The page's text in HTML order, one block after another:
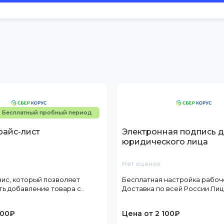
Бесплатный пробный период
лист
который позволяет
добавление товара с..
Электронная подпись
юридического лица
Нет оценок
Бесплатная настройка
Доставка по всей России
Цена от 2 100₽